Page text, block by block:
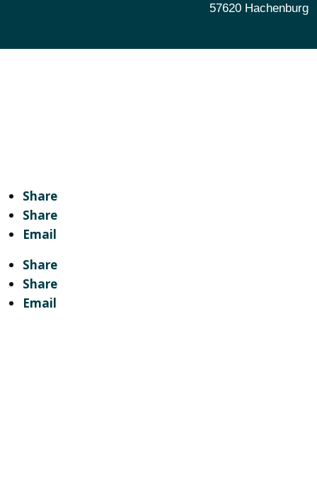
57620 Hachenburg
Share
Share
Email
Share
Share
Email